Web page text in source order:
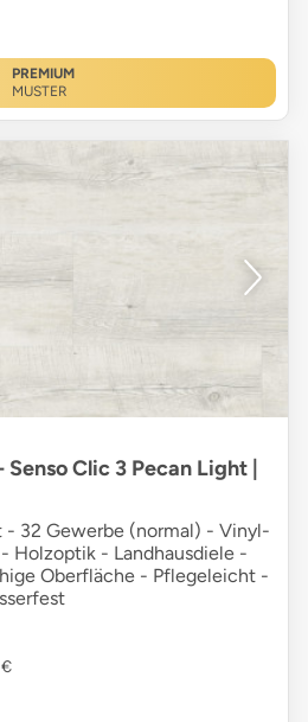
PREMIUM
MUSTER
Clic 3 Pecan Light |
32 Gewerbe (normal) - Vinyl-
Holzoptik - Landhausdiele -
Oberfläche - Pflegeleicht -
€